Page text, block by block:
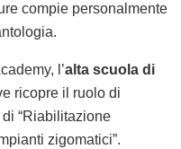
compie personalmente
l’alta scuola di
ricopre il ruolo di
“Riabilitazione
zigomatici”.